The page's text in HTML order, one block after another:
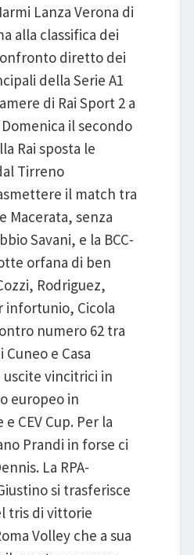
Lanza Verona di
alla classifica dei
diretto dei
della Serie A1
di Rai Sport 2 a
il secondo
Rai sposta le
Tirreno
il match tra
Macerata, senza
Savani, e la BCC-
orfana di ben
Rodriguez,
infortunio, Cicola
numero 62 tra
e Casa
vincitrici in
europeo in
CEV Cup. Per la
Prandi in forse ci
La RPA-
si trasferisce
tris di vittorie
Volley che a sua